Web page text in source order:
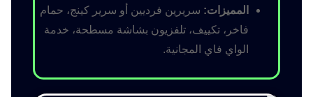
المميزات: سريرين فرديين أو سرير كينج، حمام
فاخر، تكييف، تلفزيون بشاشة مسطحة، خدمة
الواي فاي المجانية.